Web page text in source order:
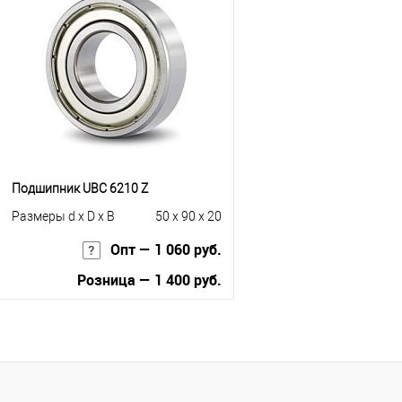
Купить в 1 клик
К сравнению
В избранное
Под заказ
Подшипник UBC 6210 Z
Размеры d x D x B
50 x 90 x 20
Опт — 1 060 руб.
Розница — 1 400 руб.